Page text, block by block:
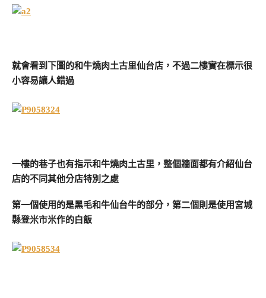
就會看到下圖的和牛燒肉土古里仙台店，不過二樓實在標示很
小容易讓人錯過
一樓的巷子也有指示和牛燒肉土古里，整個牆面都有介紹仙台
店的不同其他分店特別之處
第一個使用的是黑毛和牛仙台牛的部分，第二個則是使用宮城
縣登米市米作的白飯